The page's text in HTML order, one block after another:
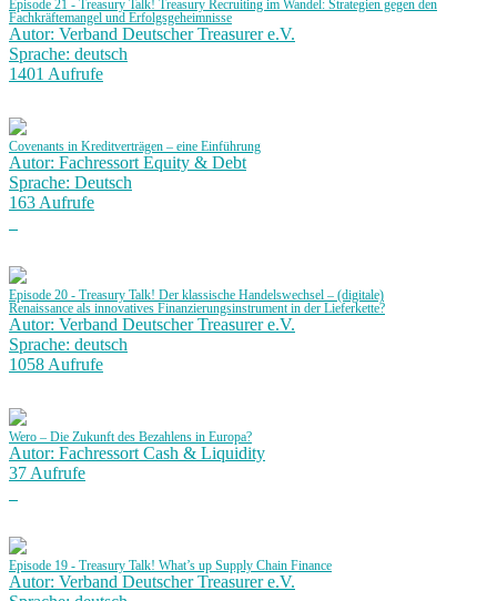
Episode 21 - Treasury Talk! Treasury Recruiting im Wandel: Strategien gegen den
Fachkräftemangel und Erfolgsgeheimnisse
Autor: Verband Deutscher Treasurer e.V.
Sprache: deutsch
1401 Aufrufe
Covenants in Kreditverträgen – eine Einführung
Autor: Fachressort Equity & Debt
Sprache: Deutsch
163 Aufrufe
Episode 20 - Treasury Talk! Der klassische Handelswechsel – (digitale)
Renaissance als innovatives Finanzierungsinstrument in der Lieferkette?
Autor: Verband Deutscher Treasurer e.V.
Sprache: deutsch
1058 Aufrufe
Wero – Die Zukunft des Bezahlens in Europa?
Autor: Fachressort Cash & Liquidity
37 Aufrufe
Episode 19 - Treasury Talk! What’s up Supply Chain Finance
Autor: Verband Deutscher Treasurer e.V.